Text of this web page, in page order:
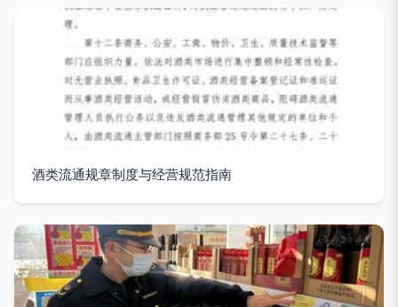
酒类流通规章制度与经营规范指南